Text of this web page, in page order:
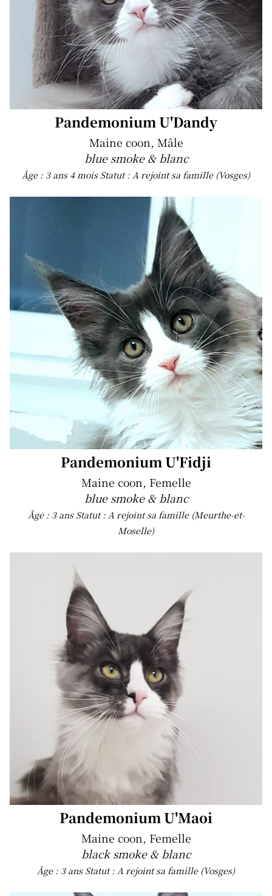
Pandemonium U'Dandy
Maine coon, Mâle
blue smoke & blanc
Âge : 3 ans 4 mois Statut : A rejoint sa famille (Vosges)
Pandemonium U'Fidji
Maine coon, Femelle
blue smoke & blanc
Âge : 3 ans Statut : A rejoint sa famille (Meurthe-et-
Moselle)
Pandemonium U'Maoi
Maine coon, Femelle
black smoke & blanc
Âge : 3 ans Statut : A rejoint sa famille (Vosges)